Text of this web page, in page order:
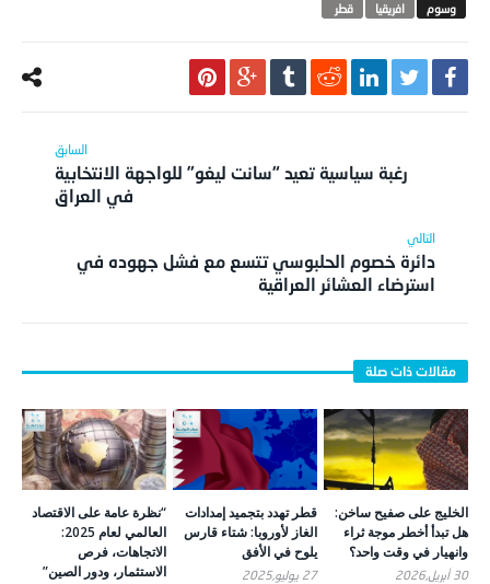
افريقيا قطر‬ ‫
رغبة سياسية تعيد “سانت ليغو” للواجهة الانتخابية
في العراق
دائرة خصوم الحلبوسي تتسع مع فشل جهوده في
استرضاء العشائر العراقية
الخليج على صفيح ساخن:
هل تبدأ أخطر موجة ثراء
وانهيار في وقت واحد؟
30 أبريل,2026
قطر تهدد بتجميد إمدادات
الغاز لأوروبا: شتاء قارس
يلوح في الأفق
27 يوليو,2025
“نظرة عامة على الاقتصاد
العالمي لعام 2025:
الاتجاهات، فرص
الاستثمار، ودور الصين”